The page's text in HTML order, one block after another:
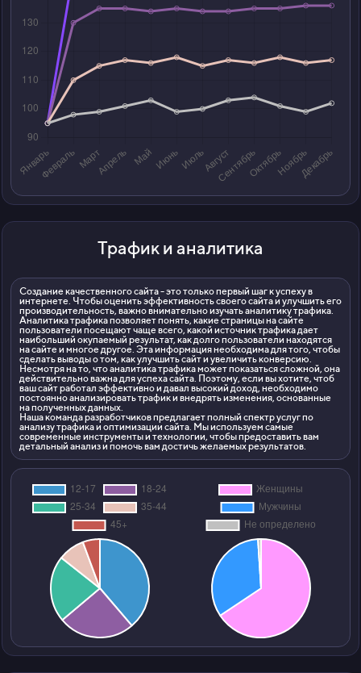
Трафик и аналитика
Создание качественного сайта - это только первый шаг к успеху в
интернете. Чтобы оценить эффективность своего сайта и улучшить его
производительность, важно внимательно изучать аналитику трафика.
Аналитика трафика позволяет понять, какие страницы на сайте
пользователи посещают чаще всего, какой источник трафика дает
наибольший окупаемый результат, как долго пользователи находятся
на сайте и многое другое. Эта информация необходима для того, чтобы
сделать выводы о том, как улучшить сайт и увеличить конверсию.
Несмотря на то, что аналитика трафика может показаться сложной, она
действительно важна для успеха сайта. Поэтому, если вы хотите, чтоб
ваш сайт работал эффективно и давал высокий доход, необходимо
постоянно анализировать трафик и внедрять изменения, основанные
на полученных данных.
Наша команда разработчиков предлагает полный спектр услуг по
анализу трафика и оптимизации сайта. Мы используем самые
современные инструменты и технологии, чтобы предоставить вам
детальный анализ и помочь вам достичь желаемых результатов.